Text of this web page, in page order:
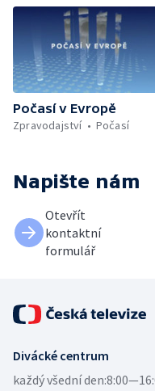
Počasí v Evropě
Zpravodajství
Počasí
Napište nám
Otevřít
kontaktní
formulář
Divácké centrum
každý všední den: